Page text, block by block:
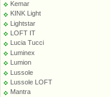
Kemar
KINK Light
Lightstar
LOFT IT
Lucia Tucci
Luminex
Lumion
Lussole
Lussole LOFT
Mantra